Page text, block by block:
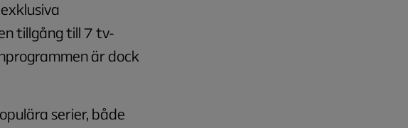
tillgång till 7 tv-
är dock
serier, både